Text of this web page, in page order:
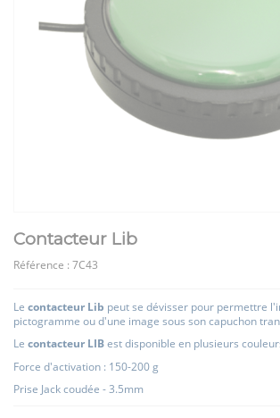
Contacteur Lib
Référence : 7C43
Le contacteur Lib peut se dévisser pour permettre
pictogramme ou d'une image sous son capuchon
Le contacteur LIBest disponible en plusieurs
Force d'activation : 150-200 g
Prise Jack coudée - 3.5mm